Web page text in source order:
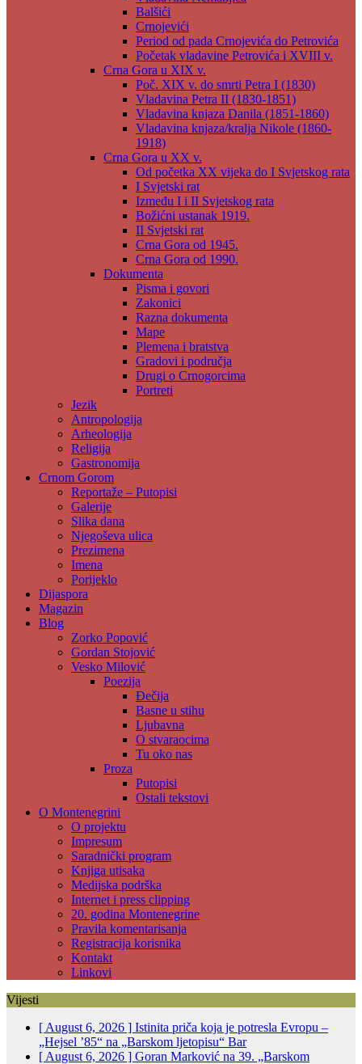
Balšići
Crnojevići
Period od pada Crnojevića do Petrovića
Početak vladavine Petrovića i XVIII v.
Crna Gora u XIX v.
Poč. XIX v. do smrti Petra I (1830)
Vladavina Petra II (1830-1851)
Vladavina knjaza Danila (1851-1860)
Vladavina knjaza/kralja Nikole (1860-
1918)
Crna Gora u XX v.
Od početka XX vijeka do I Svjetskog rata
I Svjetski rat
Između I i II Svjetskog rata
Božićni ustanak 1919.
II Svjetski rat
Crna Gora od 1945.
Crna Gora od 1990.
Dokumenta
Pisma i govori
Zakonici
Razna dokumenta
Mape
Plemena i bratstva
Gradovi i područja
Drugi o Crnogorcima
Portreti
Jezik
Antropologija
Arheologija
Religija
Gastronomija
Crnom Gorom
Reportaže – Putopisi
Galerije
Slika dana
Njegoševa ulica
Prezimena
Imena
Porijeklo
Dijaspora
Magazin
Blog
Zorko Popović
Gordan Stojović
Vesko Milović
Poezija
Đečija
Basne u stihu
Ljubavna
O stvaraocima
Tu oko nas
Proza
Putopisi
Ostali tekstovi
O Montenegrini
O projektu
Impresum
Saradnički program
Knjiga utisaka
Medijska podrška
Internet i press clipping
20. godina Montenegrine
Pravila komentarisanja
Registracija korisnika
Kontakt
Linkovi
Vijesti
[ August 6, 2026 ] Istinita priča koja je potresla Evropu –
„Hejsel ’85“ na „Barskom ljetopisu“ Bar
[ August 6, 2026 ] Goran Marković na 39. „Barskom